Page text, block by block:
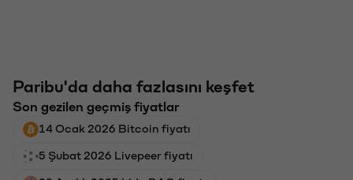
Paribu'da daha fazlasını keşfet
Son gezilen geçmiş fiyatlar
14 Ocak 2026 Bitcoin fiyatı
5 Şubat 2026 Livepeer fiyatı